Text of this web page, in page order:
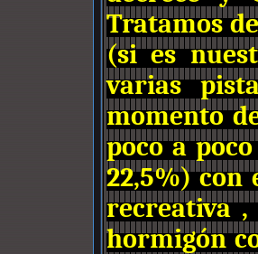
Tratamos
(si es
varias
momento
poco a
22,5%)con
recreativa
hormigón